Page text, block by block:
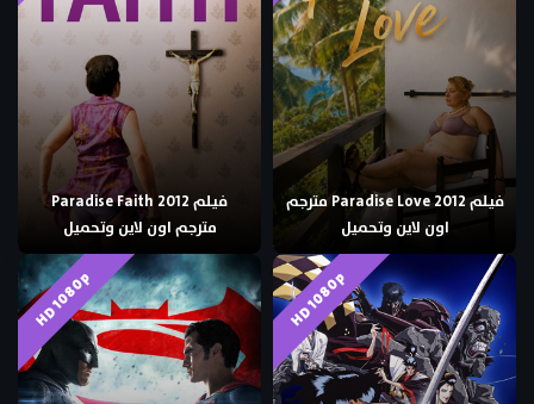
فيلم Paradise Love 2012 مترجم
اون لاين وتحميل
فيلم Paradise Faith 2012
مترجم اون لاين وتحميل
HD 1080p
HD 1080p